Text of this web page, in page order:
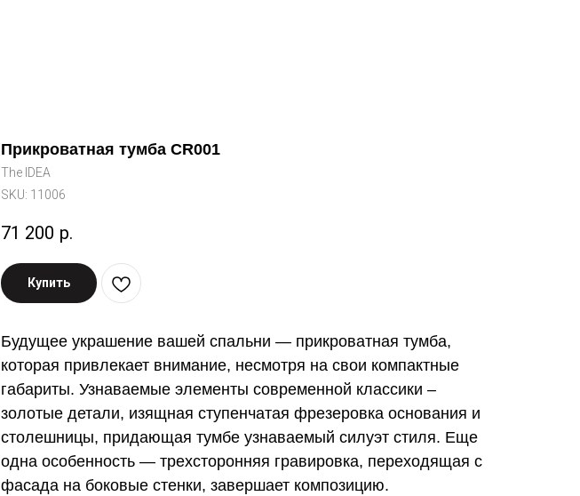
Прикроватная тумба CR001
The IDEA
SKU: 11006
71 200 р.
Купить
Будущее украшение вашей спальни — прикроватная тумба,
которая привлекает внимание, несмотря на свои компактные
габариты. Узнаваемые элементы современной классики –
золотые детали, изящная ступенчатая фрезеровка основания и
столешницы, придающая тумбе узнаваемый силуэт стиля. Еще
одна особенность — трехсторонняя гравировка, переходящая с
фасада на боковые стенки, завершает композицию.